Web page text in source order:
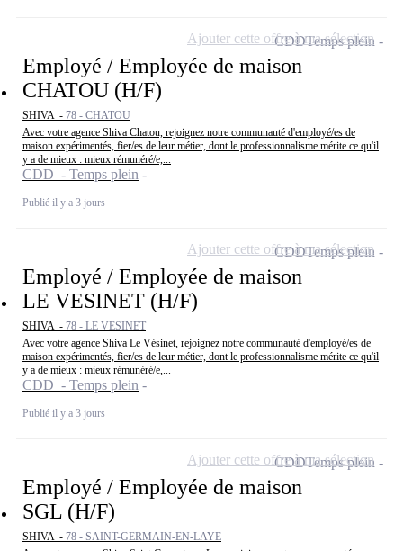
Employé / Employée de maison
CHATOU (H/F)
SHIVA - 78 - CHATOU
Avec votre agence Shiva Chatou, rejoignez notre communauté d'employé/es de
maison expérimentés, fier/es de leur métier, dont le professionnalisme mérite ce qu'il
y a de mieux : mieux rémunéré/e,...
CDD - Temps plein
Publié il y a 3 jours
CDDTemps plein
Ajouter cette offre à ma sélection
Employé / Employée de maison
LE VESINET (H/F)
SHIVA - 78 - LE VESINET
Avec votre agence Shiva Le Vésinet, rejoignez notre communauté d'employé/es de
maison expérimentés, fier/es de leur métier, dont le professionnalisme mérite ce qu'il
y a de mieux : mieux rémunéré/e,...
CDD - Temps plein
Publié il y a 3 jours
CDDTemps plein
Ajouter cette offre à ma sélection
Employé / Employée de maison
SGL (H/F)
SHIVA - 78 - SAINT-GERMAIN-EN-LAYE
CDDTemps plein
Ajouter cette offre à ma sélection